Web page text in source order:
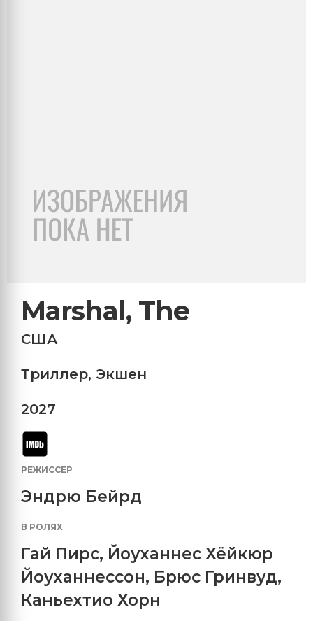
Marshal, The
США
Триллер, Экшен
2027
РЕЖИССЕР
Эндрю Бейрд
В РОЛЯХ
Гай Пирс, Йоуханнес Хёйкюр
Йоуханнессон, Брюс Гринвуд,
Каньехтио Хорн